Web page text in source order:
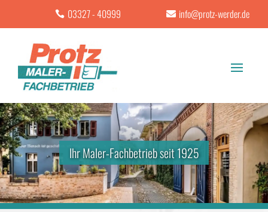
03327 - 40999 info@protz-werder.de
Ihr Maler-Fachbetrieb seit 1925